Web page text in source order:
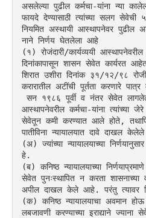
असलेल्या पुढील कर्मचा-यांना न्या
फायदे देण्यासाठी त्यांच्या सलग सेवेची
नियमित अस्थायी आस्थापनेवर पुढील
नाने निर्णय घेतलेला आहे
(१) रोजंदारी/कार्यव्ययी आस्थापनेवरील
दिनांकापासून शासन सेवेत कार्यरत
शिरात उशीरा दिनांक ३१/१२/९८
करारातील अटींची पूर्तता करणारे पात्र
आस्थापनेवरील कर्मचा-यांना त्यांच्या
सेवेतून कमी करण्यात आले होते,
पातीविना न्यायालयात दावे दाखल
(अ) ज्यांच्या न्यायालयाच्या
हे.
(ब) कनिष्ठ न्यायालयाच्या
सेवेत पुनःस्थापित न करता शासनाच्या
अपील दाखल केले आहे. परंतु त्यावर
(क) कनिष्ठ न्यायालयाचा अवमान
लबजावणी करण्याच्या इराद्याने